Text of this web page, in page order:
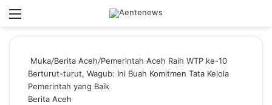
Menu
Muka/Berita Aceh/Pemerintah Aceh Raih WTP ke-10
Berturut-turut, Wagub: Ini Buah Komitmen Tata Kelola
Pemerintah yang Baik
Berita Aceh